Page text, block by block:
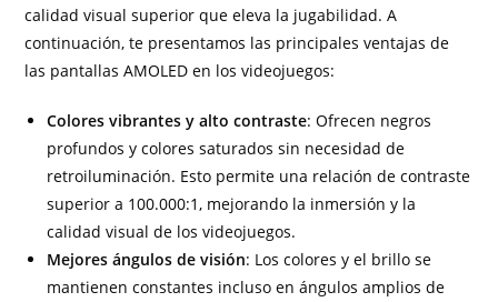
calidad visual superior que eleva la jugabilidad. A
continuación, te presentamos las principales ventajas de
las pantallas AMOLED en los videojuegos:
Colores vibrantes y alto contraste: Ofrecen negros
profundos y colores saturados sin necesidad de
retroiluminación. Esto permite una relación de contraste
superior a 100.000:1, mejorando la inmersión y la
calidad visual de los videojuegos.
Mejores ángulos de visión: Los colores y el brillo se
mantienen constantes incluso en ángulos amplios de